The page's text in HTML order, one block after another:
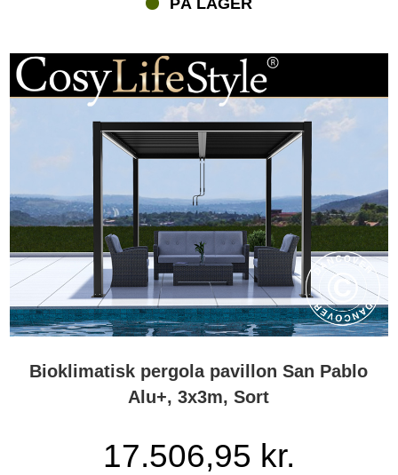
overdækket spiseplads eller et inspirerende arbejdsområde i det
Er bioklimatiske pergolaer bygget til det nordiske klima?
Ja. Bioklimatiske pergolaer fra Flextents.com er konstrueret med
pulverlakerede aluminiumsrammer og slidstærke tagelementer
som metallameller eller UV-bestandigt stof. Materialerne er udvalgt
for deres holdbarhed og modstandsdygtighed over for vind, regn
skal pergolaen monteres på et fast og plant underlag som beton,
fliser eller en træterrasse.
Hvor kan en bioklimatisk pergola placeres?
En bioklimatisk pergola kan anvendes både fritstående i haven,
ved poolen eller monteret op ad husets facade for at forlænge
boligens opholdsareal. Det enkle og moderne design gør
pergolaen velegnet til både private hjem og kommercielle
løsninger som LED-belysning og terrassevarmere kan pergolaen
bruges fra tidlig morgen til sen aften – uanset vejrforholdene.
I forhold til havepavilloner med fast tag eller havepavilloner med
Bioklimatisk pergola pavillon San Pablo
Alu+, 3x3m, Sort
17.506,95 kr.